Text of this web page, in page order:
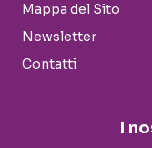
Mappa del Sito
Newsletter
Contatti
I